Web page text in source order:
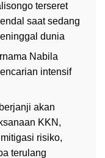
terseret
saat sedang
dunia
Nabila
intensif
akan
KKN,
risiko,
terulang